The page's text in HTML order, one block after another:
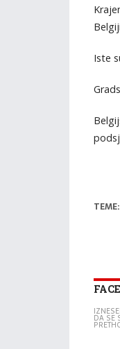
Iste
TEME:
DA SE